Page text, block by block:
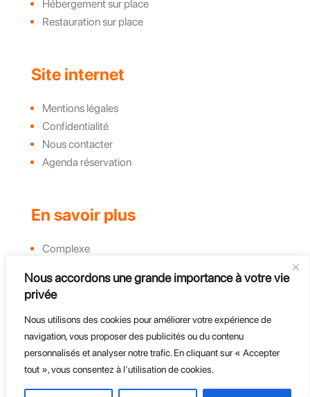
Nous accordons une grande importance à votre vie
privée
Nous utilisons des cookies pour améliorer votre expérience de
navigation, vous proposer des publicités ou du contenu
personnalisés et analyser notre trafic. En cliquant sur « Accepter
tout », vous consentez à l'utilisation de cookies.
Hébergement sur place
Restauration sur place
Site internet
Mentions légales
Confidentialité
Nous contacter
Agenda réservation
En savoir plus
Complexe
Challenges
Groupe, CE et Entreprises
Course d'endurance